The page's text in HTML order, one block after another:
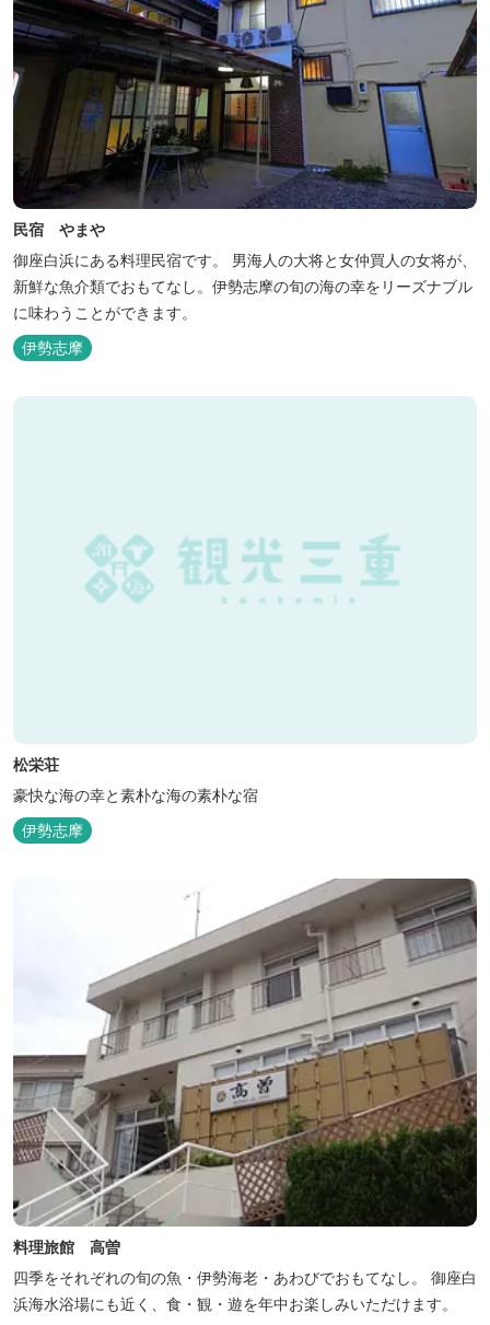
民宿 やまや
御座白浜にある料理民宿です。 男海人の大将と女仲買人の女将が、
新鮮な魚介類でおもてなし。伊勢志摩の旬の海の幸をリーズナブル
に味わうことができます。
伊勢志摩
松栄荘
豪快な海の幸と素朴な海の素朴な宿
伊勢志摩
料理旅館 高曽
四季をそれぞれの旬の魚・伊勢海老・あわびでおもてなし。 御座白
浜海水浴場にも近く、食・観・遊を年中お楽しみいただけます。